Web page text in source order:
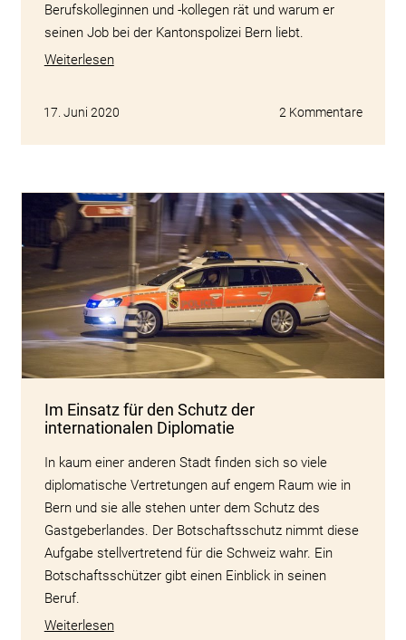
Berufskolleginnen und -kollegen rät und warum er
seinen Job bei der Kantonspolizei Bern liebt.
Weiterlesen
17. Juni 2020 2 Kommentare
Im Einsatz für den Schutz der
internationalen Diplomatie
In kaum einer anderen Stadt finden sich so viele
diplomatische Vertretungen auf engem Raum wie in
Bern und sie alle stehen unter dem Schutz des
Gastgeberlandes. Der Botschaftsschutz nimmt diese
Aufgabe stellvertretend für die Schweiz wahr. Ein
Botschaftsschützer gibt einen Einblick in seinen
Beruf.
Weiterlesen